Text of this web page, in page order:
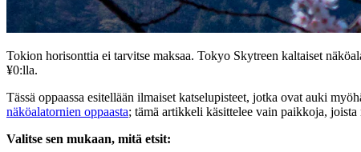
Tokion horisonttia ei tarvitse maksaa. Tokyo Skytreen kaltaiset
¥0:lla.
Tässä oppaassa esitellään ilmaiset katselupisteet, jotka ovat auki
näköalatornien oppaasta; tämä artikkeli käsittelee vain paikkoja,
Valitse sen mukaan, mitä etsit: